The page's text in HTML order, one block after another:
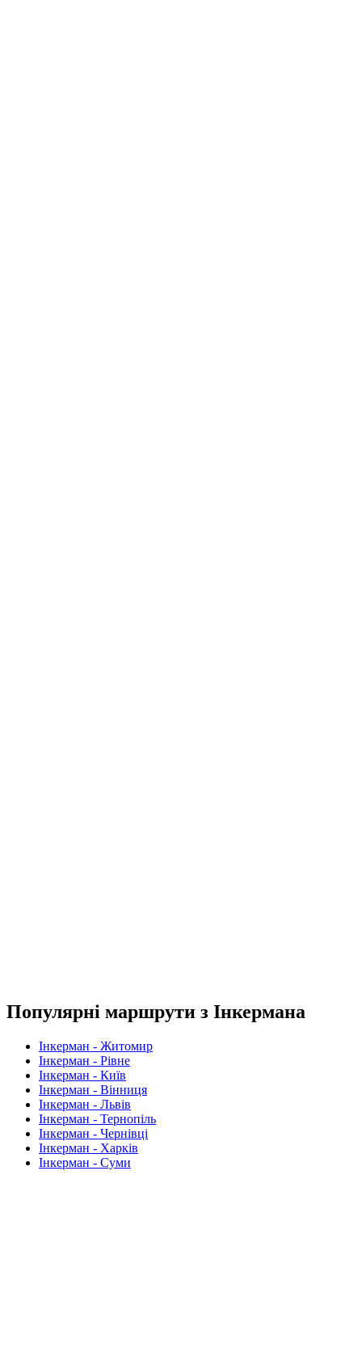
Популярні маршрути з Інкермана
Інкерман - Житомир
Інкерман - Рівне
Інкерман - Київ
Інкерман - Вінниця
Інкерман - Львів
Інкерман - Тернопіль
Інкерман - Чернівці
Інкерман - Харків
Інкерман - Суми